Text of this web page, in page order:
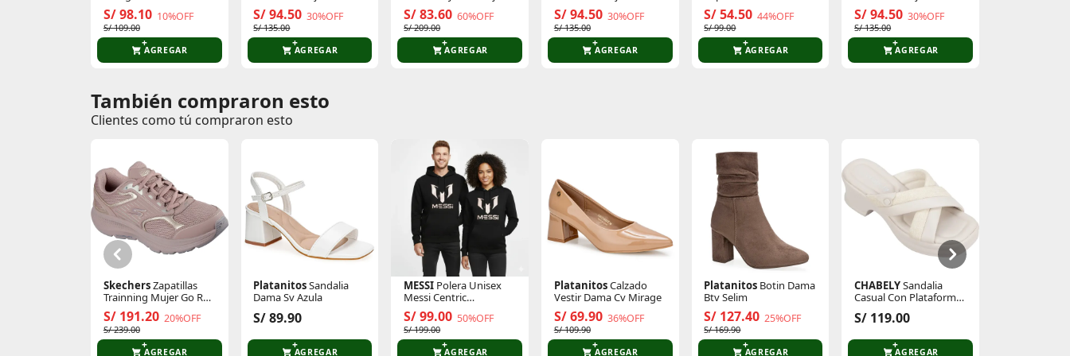
S/ 98.10 10%OFF
S/ 109.00
AGREGAR
Cintura Clasico Recto
S/ 94.50 30%OFF
S/ 135.00
AGREGAR
Flare Brisa Largo 28
S/ 83.60 60%OFF
S/ 209.00
AGREGAR
Cintura Clasico Recto
S/ 94.50 30%OFF
S/ 135.00
AGREGAR
S/ 54.50 44%OFF
S/ 99.00
AGREGAR
Cintura Clasico Recto
S/ 94.50 30%OFF
S/ 135.00
AGREGAR
Comentarios de clientes
Comentarios de clientes que compraron este producto
Sin calificaciones
Este producto aún no tiene calificaciones.
Sé el primero en comentar y acumula Puntos.
También compraron esto
Clientes como tú compraron esto
SkechersZapatillas
Trainning Mujer Go Run
Consistent 2.0
S/ 191.20 20%OFF
S/ 239.00
AGREGAR
PlatanitosSandalia
Dama Sv Azula
S/ 89.90
AGREGAR
MESSI Polera Unisex
Messi Centric
Mmf0012us
S/ 99.00 50%OFF
S/ 199.00
AGREGAR
PlatanitosCalzado
Vestir Dama Cv Mirage
S/ 69.90 36%OFF
S/ 109.90
AGREGAR
Platanitos Botin Dama
Btv Selim
S/ 127.40 25%OFF
S/ 169.90
AGREGAR
CHABELYSandalia
Casual Con Plataforma
S/ 119.00
AGREGAR